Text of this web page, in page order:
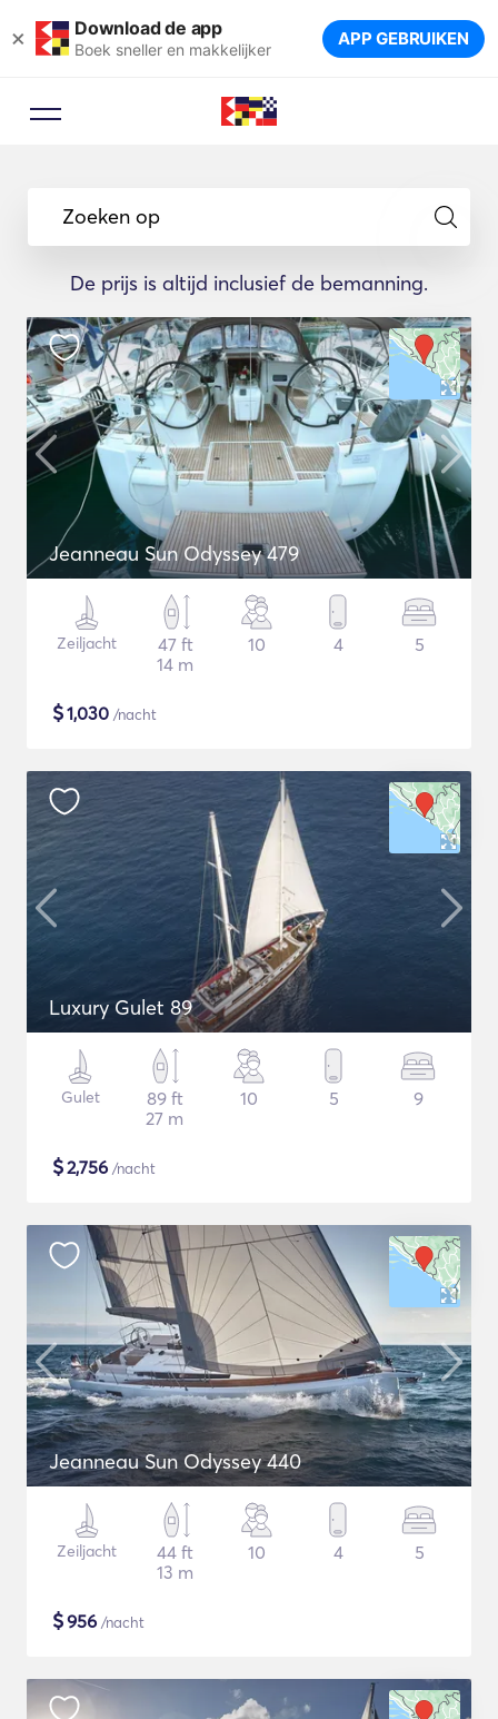
× Download de app
Boek sneller en makkelijker APP GEBRUIKEN
Zoeken op
De prijs is altijd inclusief de bemanning.
Jeanneau Sun Odyssey 479
Zeiljacht
47 ft
14 m
10 4 5
$1,030 /nacht
Luxury Gulet 89
Gulet
89 ft
27 m
10 5 9
$2,756 /nacht
Jeanneau Sun Odyssey 440
Zeiljacht
44 ft
13 m
10 4 5
$956 /nacht